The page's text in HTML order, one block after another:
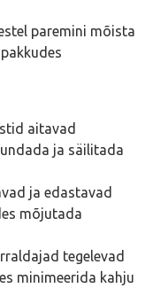
paremini mõista
aitavad
ja säilitada
ja edastavad
mõjutada
tegelevad
minimeerida kahju